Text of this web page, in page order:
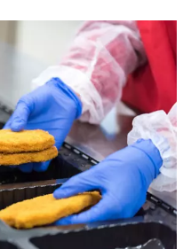
is stikstof met een
aan de Amerikaanse,
normen voor gebruik
De Europese Unie
als
dan 1% resterende
en dranken
om verontreiniging
product weg te gooien.
houdbaarheid van hun